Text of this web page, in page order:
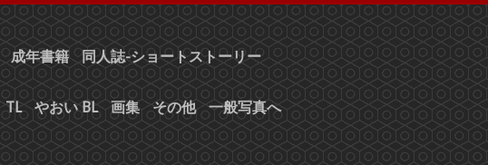
成年書籍 同人誌-ショートストーリー
TL やおい BL 画集 その他 一般写真へ